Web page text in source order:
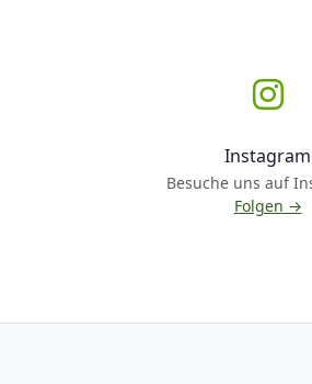
Instagram
Besuche uns auf
Folgen →